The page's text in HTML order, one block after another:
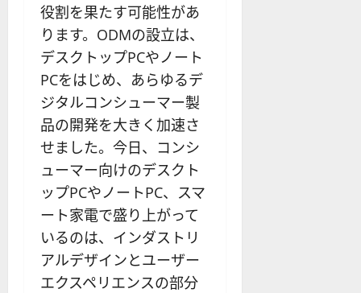
役割を果たす可能性があ
ります。ODMの設立は、
デスクトップPCやノート
PCをはじめ、あらゆるデ
ジタルコンシューマー製
品の開発を大きく加速さ
せました。今日、コンシ
ューマー向けのデスクト
ップPCやノートPC、スマ
ート家電で盛り上がって
いるのは、インダストリ
アルデザインとユーザー
エクスペリエンスの部分